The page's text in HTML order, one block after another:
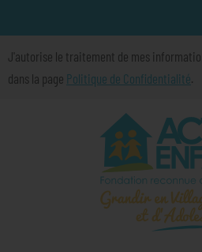
J'autorise le traitement de mes
dans la page Politique de Confidentialité.